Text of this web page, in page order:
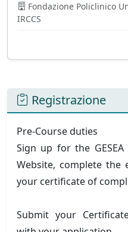
Fondazione Policlinico
IRCCS
Registrazione
Pre-Course duties
Sign up for the GESEA
Website, complete the
your certificate of
Submit your